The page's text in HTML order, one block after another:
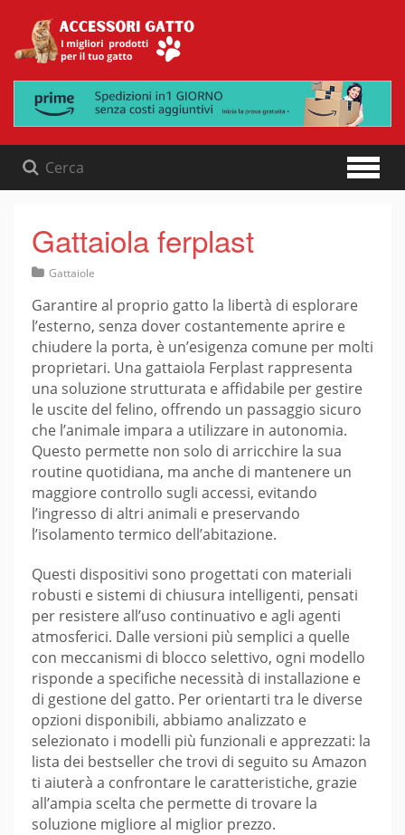
content
Gattaiola ferplast
Gattaiole
Garantire al proprio gatto la libertà di esplorare
l’esterno, senza dover costantemente aprire e
chiudere la porta, è un’esigenza comune per molti
proprietari. Una gattaiola Ferplast rappresenta
una soluzione strutturata e affidabile per gestire
le uscite del felino, offrendo un passaggio sicuro
che l’animale impara a utilizzare in autonomia.
Questo permette non solo di arricchire la sua
routine quotidiana, ma anche di mantenere un
maggiore controllo sugli accessi, evitando
l’ingresso di altri animali e preservando
l’isolamento termico dell’abitazione.
Questi dispositivi sono progettati con materiali
robusti e sistemi di chiusura intelligenti, pensati
per resistere all’uso continuativo e agli agenti
atmosferici. Dalle versioni più semplici a quelle
con meccanismi di blocco selettivo, ogni modello
risponde a specifiche necessità di installazione e
di gestione del gatto. Per orientarti tra le diverse
opzioni disponibili, abbiamo analizzato e
selezionato i modelli più funzionali e apprezzati: la
lista dei bestseller che trovi di seguito su Amazon
ti aiuterà a confrontare le caratteristiche, grazie
all’ampia scelta che permette di trovare la
soluzione migliore al miglior prezzo.